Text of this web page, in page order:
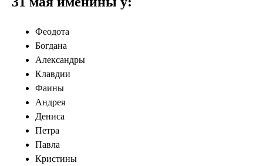
Феодота
Богдана
Александры
Клавдии
Фаины
Андрея
Дениса
Петра
Павла
Кристины